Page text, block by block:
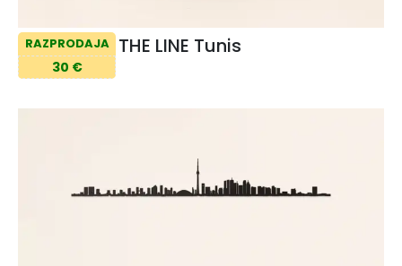
RAZPRODAJA
30 €
THE LINE Tunis